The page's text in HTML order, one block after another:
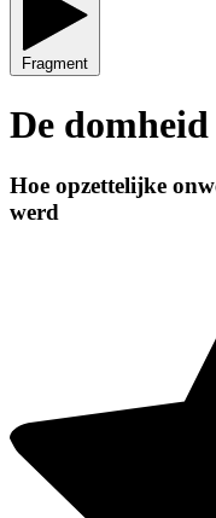
Fragment
De
Hoe opzettelijke
werd